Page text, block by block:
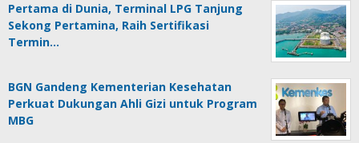
Pertama di Dunia, Terminal LPG Tanjung
Sekong Pertamina, Raih Sertifikasi
Termin…
BGN Gandeng Kementerian Kesehatan
Perkuat Dukungan Ahli Gizi untuk Program
MBG